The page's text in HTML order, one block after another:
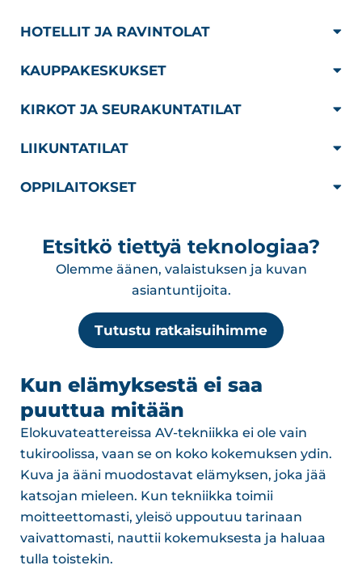
HOTELLIT JA RAVINTOLAT
KAUPPAKESKUKSET
KIRKOT JA SEURAKUNTATILAT
LIIKUNTATILAT
OPPILAITOKSET
Etsitkö tiettyä teknologiaa?
Olemme äänen, valaistuksen ja kuvan
asiantuntijoita.
Tutustu ratkaisuihimme
Kun elämyksestä ei saa
puuttua mitään
Elokuvateattereissa AV-tekniikka ei ole vain
tukiroolissa, vaan se on koko kokemuksen ydin.
Kuva ja ääni muodostavat elämyksen, joka jää
katsojan mieleen. Kun tekniikka toimii
moitteettomasti, yleisö uppoutuu tarinaan
vaivattomasti, nauttii kokemuksesta ja haluaa
tulla toistekin.